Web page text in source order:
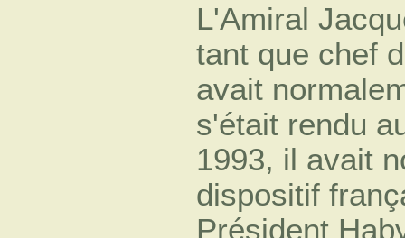
L'Amiral
tant que chef
avait
s'était rendu
1993, il avait
dispositif
Président